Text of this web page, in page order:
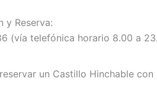
y Reserva:
(vía telefónica horario 8.00 a
un Castillo Hinchable con